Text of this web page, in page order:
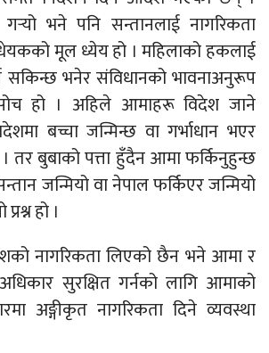
भने पनि सन्तानलाई नागरिकता
मूल ध्येय हो । महिलाको हकलाई
सकिन्छ भनेर संविधानको भावनाअनुरूप
हो । अहिले आमाहरू विदेश जाने
बच्चा जन्मिन्छ वा गर्भाधान भएर
तर बुबाको पत्ता हुँदैन आमा फर्किनुहुन्छ
जन्मियो वा नेपाल फर्किएर जन्मियो
हो ।
नागरिकता लिएको छैन भने आमा र
सुरक्षित गर्नको लागि आमाको
अङ्गीकृत नागरिकता दिने व्यवस्था